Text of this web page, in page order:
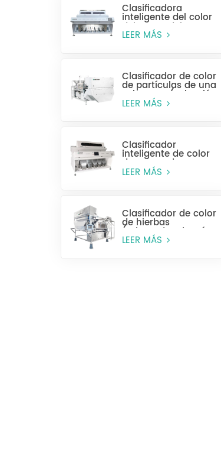
Clasificadora
inteligente del color
del grano del CCD
MG448
LEER MÁS
Clasificador de color
de partículas de una
sola capa (selección
húmeda)
LEER MÁS
Clasificador
inteligente de color
de anacardos
LEER MÁS
Clasificador de color
de hierbas
(rebanadas de raíz y
tallo)
LEER MÁS